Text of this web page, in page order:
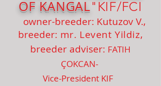
OF KANGAL"KIF/FCI
owner-breeder: Kutuzov V.,
breeder: mr. Levent Yildiz,
breeder adviser: FATIH
ÇOKCAN-
Vice-President KIF